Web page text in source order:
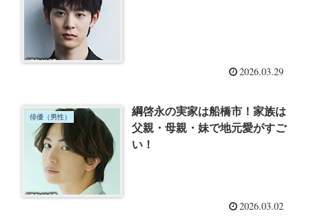
2026.03.29
俳優（男性）
綱啓永の実家は船橋市！家族は
父親・母親・妹で地元愛がすご
い！
2026.03.02